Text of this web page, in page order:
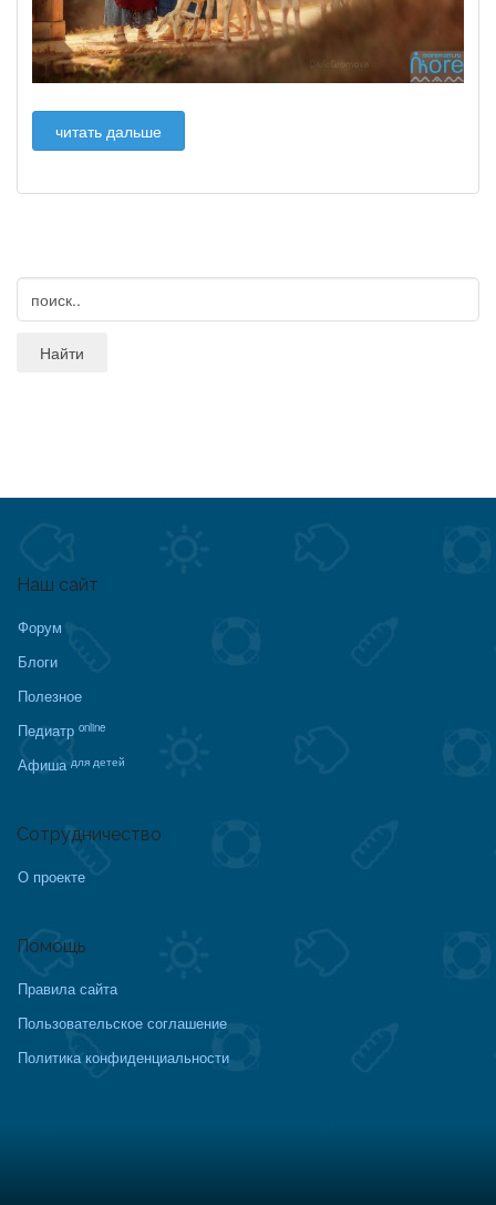
читать дальше
Наш сайт
Форум
Блоги
Полезное
Педиатр online
Афиша для детей
Сотрудничество
О проекте
Помощь
Правила сайта
Пользовательское соглашение
Политика конфиденциальности